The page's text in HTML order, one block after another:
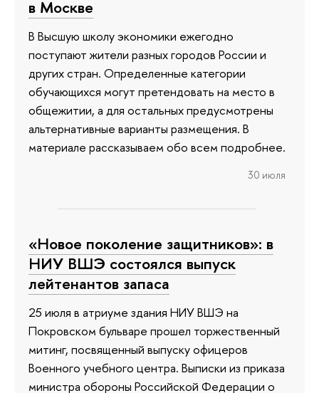
в Москве
В Высшую школу экономики ежегодно
поступают жители разных городов России и
других стран. Определенные категории
обучающихся могут претендовать на место в
общежитии, а для остальных предусмотрены
альтернативные варианты размещения. В
материале рассказываем обо всем подробнее.
30 июля
«Новое поколение защитников»: в
НИУ ВШЭ состоялся выпуск
лейтенантов запаса
25 июля в атриуме здания НИУ ВШЭ на
Покровском бульваре прошел торжественный
митинг, посвященный выпуску офицеров
Военного учебного центра. Выписки из приказа
министра обороны Российской Федерации о